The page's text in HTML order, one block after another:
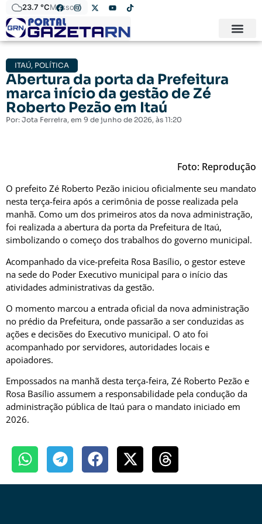
23.7 °CMossoró
ITAÚ, POLÍTICA
Abertura da porta da Prefeitura
marca início da gestão de Zé
Roberto Pezão em Itaú
Por: Jota Ferreira, em 9 de junho de 2026, às 11:20
Foto: Reprodução
O prefeito Zé Roberto Pezão iniciou oficialmente seu mandato
nesta terça-feira após a cerimônia de posse realizada pela
manhã. Como um dos primeiros atos da nova administração,
foi realizada a abertura da porta da Prefeitura de Itaú,
simbolizando o começo dos trabalhos do governo municipal.
Acompanhado da vice-prefeita Rosa Basílio, o gestor esteve
na sede do Poder Executivo municipal para o início das
atividades administrativas da gestão.
O momento marcou a entrada oficial da nova administração
no prédio da Prefeitura, onde passarão a ser conduzidas as
ações e decisões do Executivo municipal. O ato foi
acompanhado por servidores, autoridades locais e
apoiadores.
Empossados na manhã desta terça-feira, Zé Roberto Pezão e
Rosa Basílio assumem a responsabilidade pela condução da
administração pública de Itaú para o mandato iniciado em
2026.